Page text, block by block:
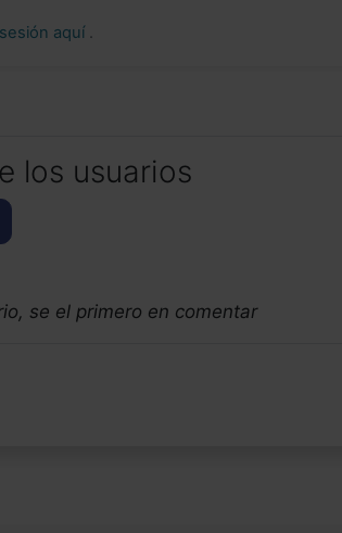
aquí .
los usuarios
se el primero en comentar